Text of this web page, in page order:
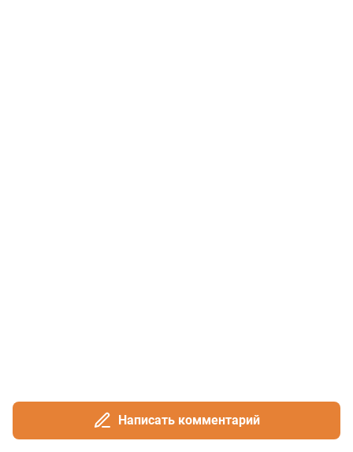
Написать комментарий